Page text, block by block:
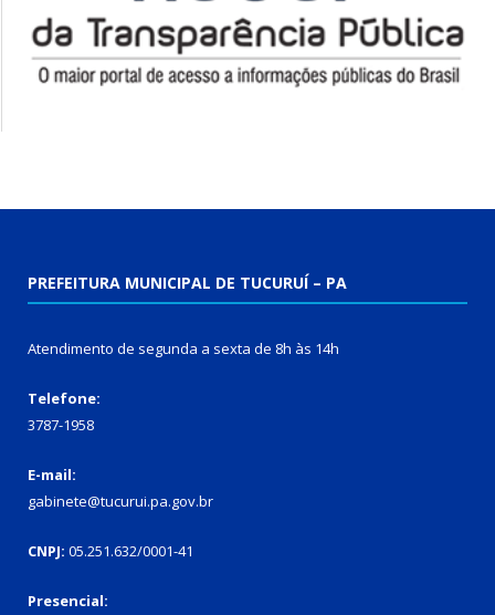
PREFEITURA MUNICIPAL DE TUCURUÍ – PA
Atendimento de segunda a sexta de 8h às 14h
Telefone:
3787-1958
E-mail:
gabinete@tucurui.pa.gov.br
CNPJ: 05.251.632/0001-41
Presencial: